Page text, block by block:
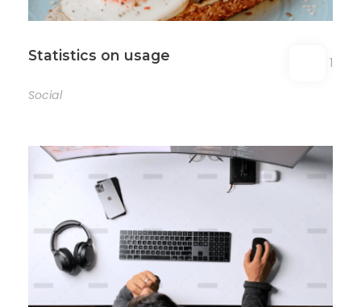
Statistics on usage
1
Social